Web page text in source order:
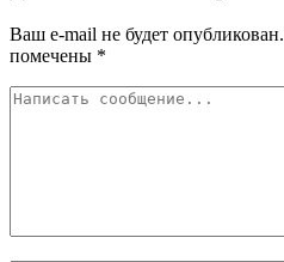
Ваш e-mail не будет опубликован.
помечены *